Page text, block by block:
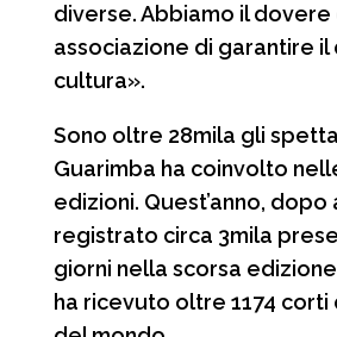
diverse. Abbiamo il dovere
associazione di garantire
cultura».
Sono oltre 28mila gli
Guarimba ha coinvolto
edizioni. Quest’anno, dopo
registrato circa 3mila
giorni nella scorsa
ha ricevuto oltre 1174 corti